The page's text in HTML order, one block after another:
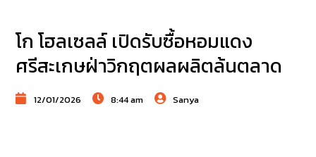
โก โฮลเซลล์ เปิดรับซื้อหอมแดง
ศรีสะเกษฝ่าวิกฤตผลผลิตล้นตลาด
12/01/2026 8:44 am Sanya